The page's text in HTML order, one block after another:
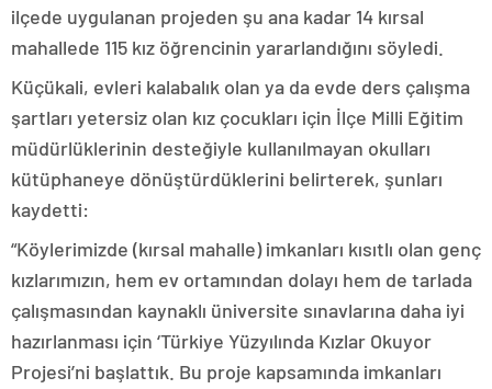
ilçede uygulanan projeden şu ana kadar 14 kırsal
mahallede 115 kız öğrencinin yararlandığını söyledi.
Küçükali, evleri kalabalık olan ya da evde ders çalışma
şartları yetersiz olan kız çocukları için İlçe Milli Eğitim
müdürlüklerinin desteğiyle kullanılmayan okulları
kütüphaneye dönüştürdüklerini belirterek, şunları
kaydetti:
“Köylerimizde (kırsal mahalle) imkanları kısıtlı olan genç
kızlarımızın, hem ev ortamından dolayı hem de tarlada
çalışmasından kaynaklı üniversite sınavlarına daha iyi
hazırlanması için ‘Türkiye Yüzyılında Kızlar Okuyor
Projesi’ni başlattık. Bu proje kapsamında imkanları